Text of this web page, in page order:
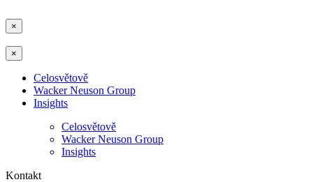
×
×
Celosvětově
Wacker Neuson Group
Insights
Celosvětově
Wacker Neuson Group
Insights
Kontakt